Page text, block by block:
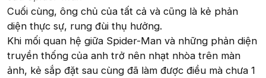
Cuối cùng, ông chủ của tất cả và cũng là kẻ phản
diện thực sự, rung đùi thụ hưởng.
Khi mối quan hệ giữa Spider-Man và những phản diện
truyền thống của anh trở nên nhạt nhòa trên màn
ảnh, kẻ sắp đặt sau cùng đã làm được điều mà chưa 1